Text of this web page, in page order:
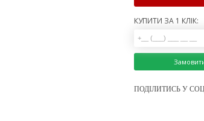
КУПИТИ ЗА 1 КЛІК:
ПОДІЛИТИСЬ У